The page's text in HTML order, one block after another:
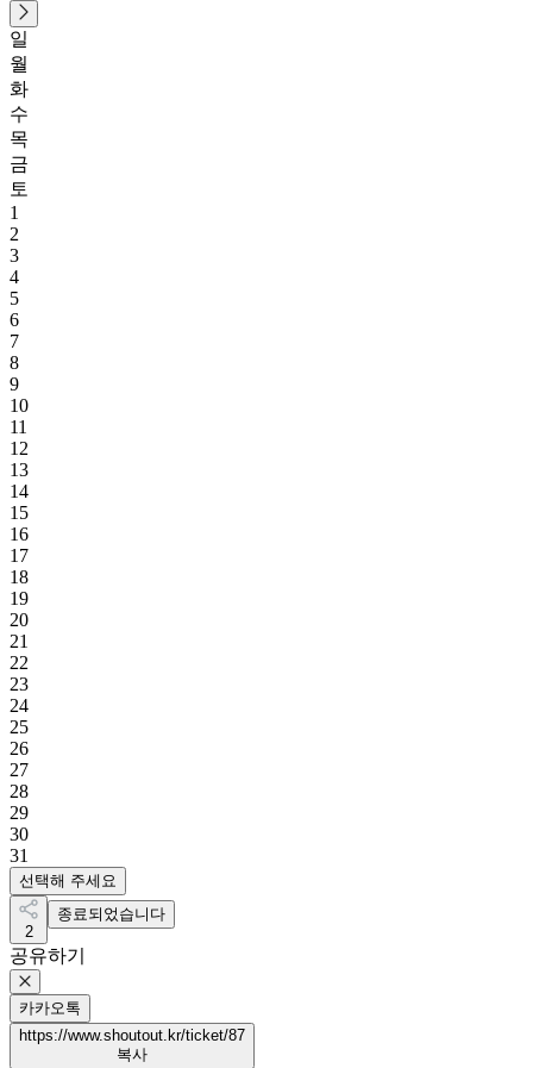
일
월
화
수
목
금
토
1
2
3
4
5
6
7
8
9
10
11
12
13
14
15
16
17
18
19
20
21
22
23
24
25
26
27
28
29
30
31
선택해 주세요
2
종료되었습니다
공유하기
카카오톡
https://www.shoutout.kr/ticket/87
복사